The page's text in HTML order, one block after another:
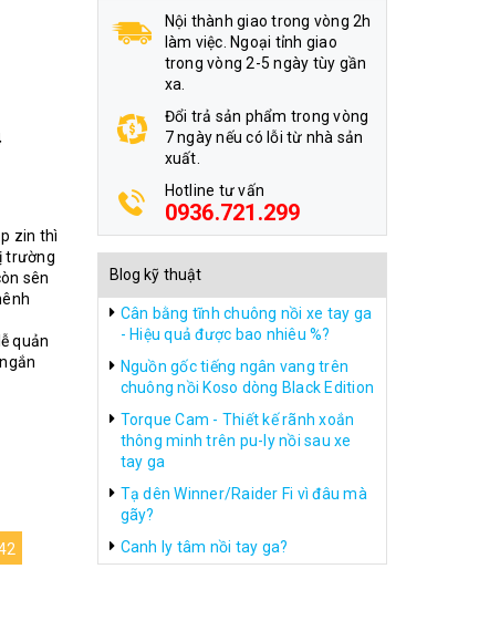
zin thì
trường
sên
quản
Nội thành giao trong vòng 2h
làm việc. Ngoại tỉnh giao
trong vòng 2-5 ngày tùy gần
xa.
Đổi trả sản phẩm trong vòng
7 ngày nếu có lỗi từ nhà sản
xuất.
Hotline tư vấn
0936.721.299
Blog kỹ thuật
Cân bằng tĩnh chuông nồi xe tay ga
- Hiệu quả được bao nhiêu %?
Nguồn gốc tiếng ngân vang trên
chuông nồi Koso dòng Black Edition
Torque Cam - Thiết kế rãnh xoắn
thông minh trên pu-ly nồi sau xe
tay ga
Tạ dên Winner/Raider Fi vì đâu mà
gãy?
Canh ly tâm nồi tay ga?